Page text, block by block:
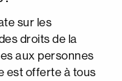
sur les
droits de la
aux personnes
est offerte à tous